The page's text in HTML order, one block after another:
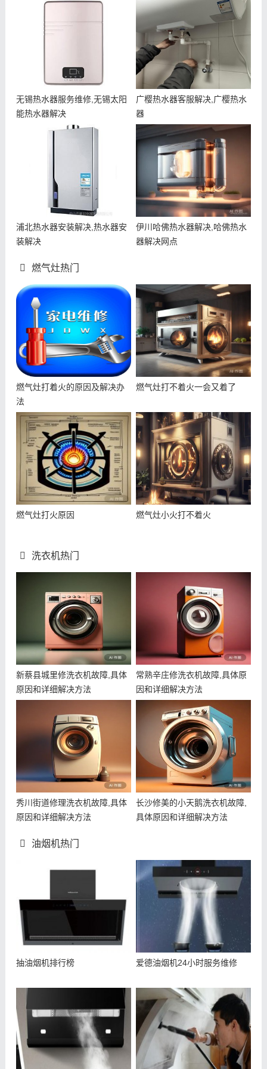
无锡热水器服务维修,无锡太阳
能热水器解决
广樱热水器客服解决,广樱热水
器
浦北热水器安装解决,热水器安
装解决
伊川哈佛热水器解决,哈佛热水
器解决网点
燃气灶热门
燃气灶打着火的原因及解决办
法
燃气灶打不着火一会又着了
燃气灶打火原因 燃气灶小火打不着火
洗衣机热门
新蔡县城里修洗衣机故障,具体
原因和详细解决方法
常熟辛庄修洗衣机故障,具体原
因和详细解决方法
秀川街道修理洗衣机故障,具体
原因和详细解决方法
长沙修美的小天鹅洗衣机故障,
具体原因和详细解决方法
油烟机热门
抽油烟机排行榜 爱德油烟机24小时服务维修